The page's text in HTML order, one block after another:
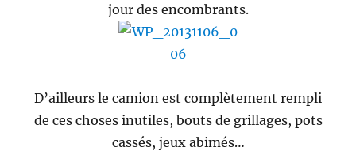
jour des encombrants.
D’ailleurs le camion est complètement rempli
de ces choses inutiles, bouts de grillages, pots
cassés, jeux abimés…